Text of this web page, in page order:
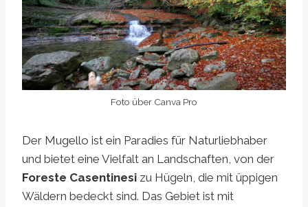
Foto über Canva Pro
Der Mugello ist ein Paradies für Naturliebhaber
und bietet eine Vielfalt an Landschaften, von der
Foreste Casentinesi zu Hügeln, die mit üppigen
Wäldern bedeckt sind. Das Gebiet ist mit